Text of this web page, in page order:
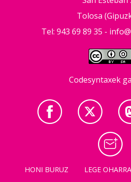
Tolosa
Tel: 943 69 89 35 -
Codesyntaxek
HONI BURUZ LEGE OHARRA